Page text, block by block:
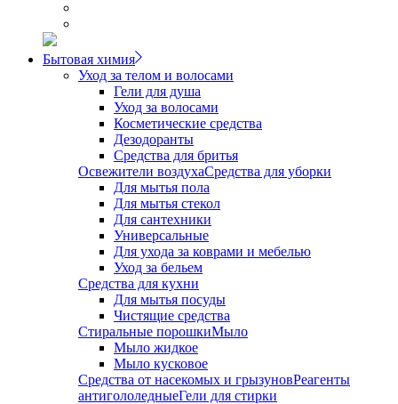
Бытовая химия
Уход за телом и волосами
Гели для душа
Уход за волосами
Косметические средства
Дезодоранты
Средства для бритья
Освежители воздухаСредства для уборки
Для мытья пола
Для мытья стекол
Для сантехники
Универсальные
Для ухода за коврами и мебелью
Уход за бельем
Средства для кухни
Для мытья посуды
Чистящие средства
Стиральные порошкиМыло
Мыло жидкое
Мыло кусковое
Средства от насекомых и грызуновРеагенты
антигололедныеГели для стирки